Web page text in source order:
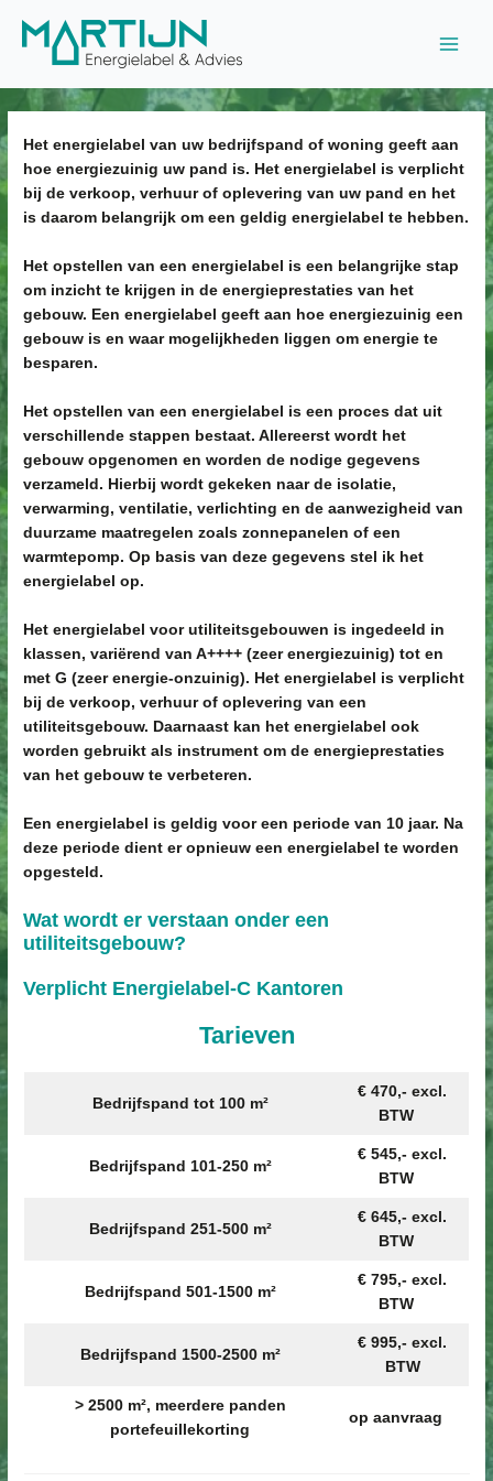
naar
Het energielabel van uw bedrijfspand of woning geeft aan
hoe energiezuinig uw pand is. Het energielabel is verplicht
bij de verkoop, verhuur of oplevering van uw pand en het
is daarom belangrijk om een geldig energielabel te hebben.
Het opstellen van een energielabel is een belangrijke stap
om inzicht te krijgen in de energieprestaties van het
gebouw. Een energielabel geeft aan hoe energiezuinig een
gebouw is en waar mogelijkheden liggen om energie te
besparen.
Het opstellen van een energielabel is een proces dat uit
verschillende stappen bestaat. Allereerst wordt het
gebouw opgenomen en worden de nodige gegevens
verzameld. Hierbij wordt gekeken naar de isolatie,
verwarming, ventilatie, verlichting en de aanwezigheid van
duurzame maatregelen zoals zonnepanelen of een
warmtepomp. Op basis van deze gegevens stel ik het
energielabel op.
Het energielabel voor utiliteitsgebouwen is ingedeeld in
klassen, variërend van A++++ (zeer energiezuinig) tot en
met G (zeer energie-onzuinig). Het energielabel is verplicht
bij de verkoop, verhuur of oplevering van een
utiliteitsgebouw. Daarnaast kan het energielabel ook
worden gebruikt als instrument om de energieprestaties
van het gebouw te verbeteren.
Een energielabel is geldig voor een periode van 10 jaar. Na
deze periode dient er opnieuw een energielabel te worden
opgesteld.
Wat wordt er verstaan onder een
utiliteitsgebouw?
Verplicht Energielabel-C Kantoren
Tarieven
Bedrijfspand tot 100 m²
€ 470,- excl.
BTW
Bedrijfspand 101-250 m²
€ 545,- excl.
BTW
Bedrijfspand 251-500 m²
€ 645,- excl.
BTW
Bedrijfspand 501-1500 m²
€ 795,- excl.
BTW
Bedrijfspand 1500-2500 m²
€ 995,- excl.
BTW
> 2500 m², meerdere panden
portefeuillekorting
op aanvraag